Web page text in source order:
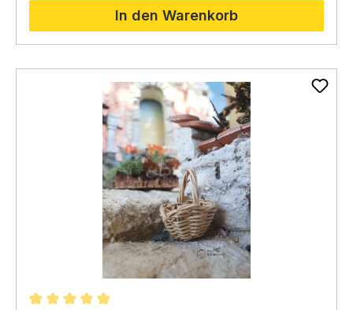
In den Warenkorb